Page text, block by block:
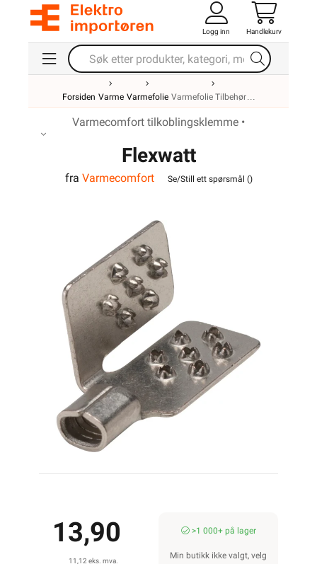
Logg inn Handlekurv
Forsiden Varme Varmefolie Varmefolie Tilbehør
Varmecomfort tilkoblingsklemme •
Flexwatt
Tilkoblingsklemme
fra Varmecomfort Se/Still ett spørsmål ()
13,90
11,12 eks. mva.
>1 000+ på lager
Min butikk ikke valgt, velg